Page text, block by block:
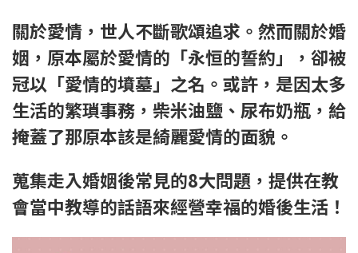
關於愛情，世人不斷歌頌追求。然而關於婚
姻，原本屬於愛情的「永恒的誓約」，卻被
冠以「愛情的墳墓」之名。或許，是因太多
生活的繁瑣事務，柴米油鹽、尿布奶瓶，給
掩蓋了那原本該是綺麗愛情的面貌。
蒐集走入婚姻後常見的8大問題，提供在教
會當中教導的話語來經營幸福的婚後生活！